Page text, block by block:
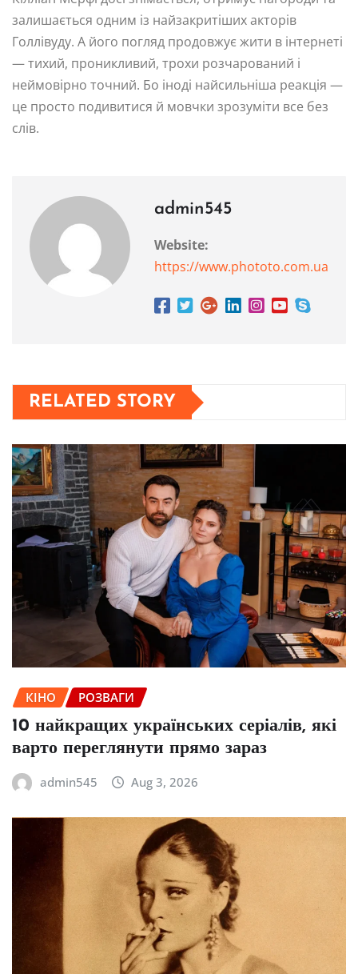
залишається одним із найзакритіших акторів
Голлівуду. А його погляд продовжує жити в інтернеті
— тихий, проникливий, трохи розчарований і
неймовірно точний. Бо іноді найсильніша реакція —
це просто подивитися й мовчки зрозуміти все без
слів.
admin545
Website:
https://www.phototo.com.ua
RELATED STORY
КІНО РОЗВАГИ
10 найкращих українських серіалів, які
варто переглянути прямо зараз
admin545 Aug 3, 2026